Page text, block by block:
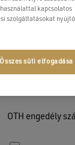
Fényes
Fényes
Dupla falú,
Le- és
Rejtett
Méret:
OTH engedély
kapcsolatos
szolgáltatásokat nyújtó
Összes süti elfogadása